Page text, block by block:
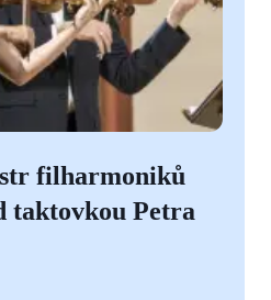
filharmoniků
taktovkou Petra